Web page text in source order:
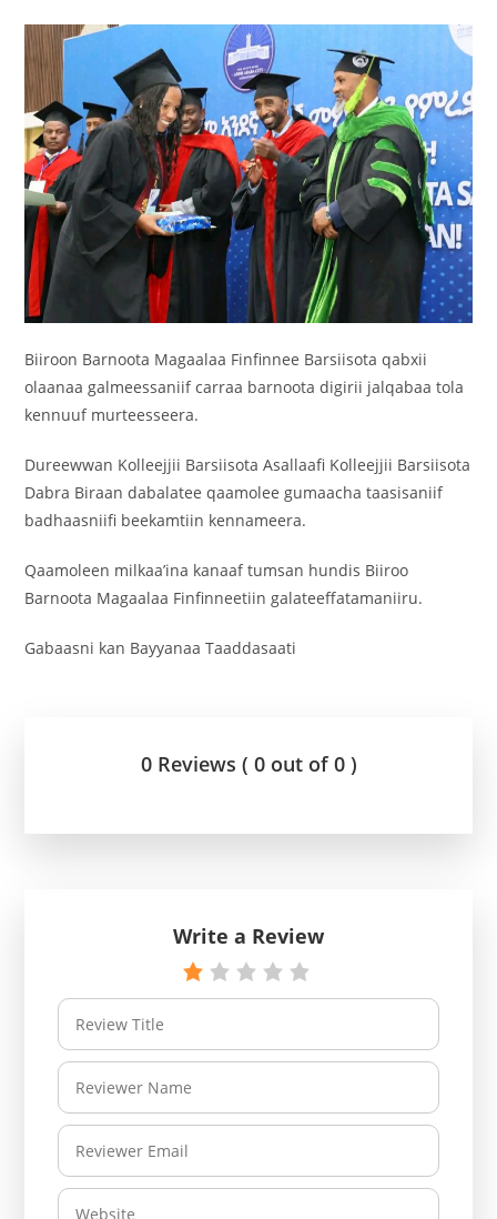
Biiroon Barnoota Magaalaa Finfinnee Barsiisota qabxii
olaanaa galmeessaniif carraa barnoota digirii jalqabaa tola
kennuuf murteesseera.
Dureewwan Kolleejjii Barsiisota Asallaafi Kolleejjii Barsiisota
Dabra Biraan dabalatee qaamolee gumaacha taasisaniif
badhaasniifi beekamtiin kennameera.
Qaamoleen milkaa’ina kanaaf tumsan hundis Biiroo
Barnoota Magaalaa Finfinneetiin galateeffatamaniiru.
Gabaasni kan Bayyanaa Taaddasaati
0 Reviews ( 0 out of 0 )
Write a Review